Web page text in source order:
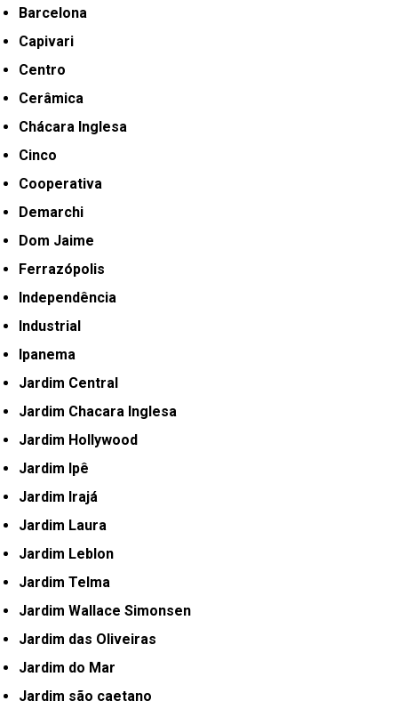
Barcelona
Capivari
Centro
Cerâmica
Chácara Inglesa
Cinco
Cooperativa
Demarchi
Dom Jaime
Ferrazópolis
Independência
Industrial
Ipanema
Jardim Central
Jardim Chacara Inglesa
Jardim Hollywood
Jardim Ipê
Jardim Irajá
Jardim Laura
Jardim Leblon
Jardim Telma
Jardim Wallace Simonsen
Jardim das Oliveiras
Jardim do Mar
Jardim são caetano